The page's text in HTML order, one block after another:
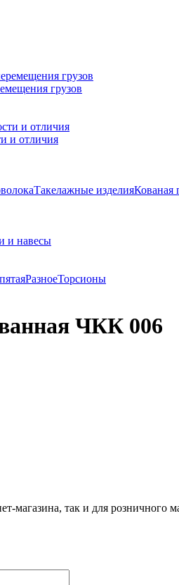
грузов
и отличия
Такелажные изделияКованая
и навесы
РазноеТорсионы
ЧКК 006
магазина, так и для розничного